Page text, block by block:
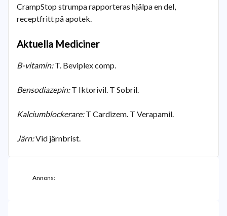
CrampStop strumpa rapporteras hjälpa en del,
receptfritt på apotek.
Aktuella Mediciner
B-vitamin:T. Beviplex comp.
Bensodiazepin:T Iktorivil. T Sobril.
Kalciumblockerare:T Cardizem. T Verapamil.
Järn:Vid järnbrist.
Annons: